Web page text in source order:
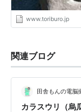
www.toriburo.jp
関連ブログ
田舎もんの電脳
カラスウリ（烏